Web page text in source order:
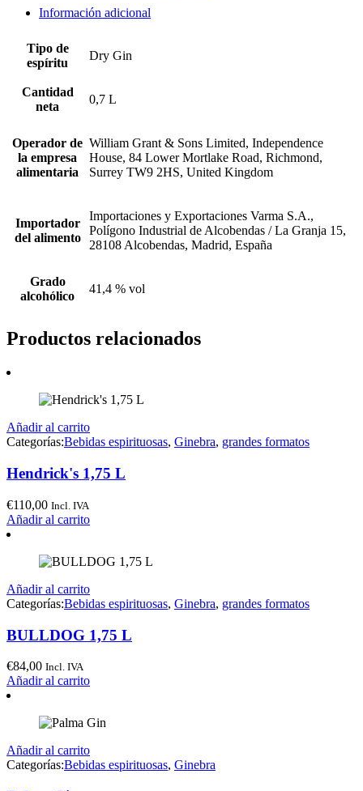
Información adicional
Tipo de
espíritu
Dry Gin
Cantidad
neta
0,7 L
Operador de
la empresa
alimentaria
William Grant & Sons Limited, Independence
House, 84 Lower Mortlake Road, Richmond,
Surrey TW9 2HS, United Kingdom
Importador
del alimento
Importaciones y Exportaciones Varma S.A.,
Polígono Industrial de Alcobendas / La Granja 15,
28108 Alcobendas, Madrid, España
Grado
alcohólico
41,4 % vol
Productos relacionados
Añadir al carrito
Categorías:Bebidas espirituosas, Ginebra, grandes formatos
Hendrick's 1,75 L
€110,00 Incl. IVA
Añadir al carrito
Añadir al carrito
Categorías:Bebidas espirituosas, Ginebra, grandes formatos
BULLDOG 1,75 L
€84,00 Incl. IVA
Añadir al carrito
Añadir al carrito
Categorías:Bebidas espirituosas, Ginebra